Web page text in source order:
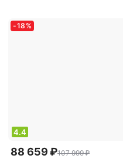
-18 %
4.4
88 659 ₽107 999 ₽